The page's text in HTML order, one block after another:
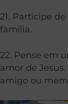
21. Participe
família.
22. Pense em
amor de
amigo ou